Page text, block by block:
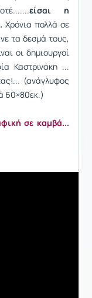
είσαι η
Χρόνια πολλά σε
τα δεσμά τους,
οι δημιουργοί
Καστρινάκη ...
(ανάγλυφος
60×80εκ.)
σε καμβά...